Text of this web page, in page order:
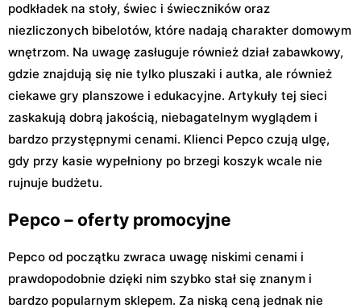
podkładek na stoły, świec i świeczników oraz
niezliczonych bibelotów, które nadają charakter domowym
wnętrzom. Na uwagę zasługuje również dział zabawkowy,
gdzie znajdują się nie tylko pluszaki i autka, ale również
ciekawe gry planszowe i edukacyjne. Artykuły tej sieci
zaskakują dobrą jakością, niebagatelnym wyglądem i
bardzo przystępnymi cenami. Klienci Pepco czują ulgę,
gdy przy kasie wypełniony po brzegi koszyk wcale nie
rujnuje budżetu.
Pepco – oferty promocyjne
Pepco od początku zwraca uwagę niskimi cenami i
prawdopodobnie dzięki nim szybko stał się znanym i
bardzo popularnym sklepem. Za niską ceną jednak nie